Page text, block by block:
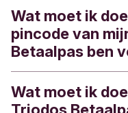
Wat moet ik
pincode van
Betaalpas ben
Je kunt de pincode
de Triodos app
Wat moet ik